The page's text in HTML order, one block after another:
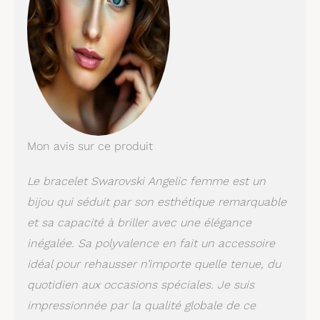
Mon avis sur ce produit
Le bracelet Swarovski Angelic femme est un
bijou qui séduit par son esthétique remarquable
et sa capacité à briller avec une élégance
inégalée. Sa polyvalence en fait un accessoire
idéal pour rehausser n’importe quelle tenue, du
quotidien aux occasions spéciales. Je suis
impressionnée par la qualité globale de ce